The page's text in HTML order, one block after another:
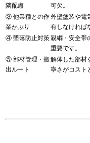
隣配慮
可欠。
③ 他業種との作
業かぶり
外壁塗装や電
有しなければ
④ 墜落防止対策親綱・安全帯
重要です。
⑤ 部材管理・搬
出ルート
解体した部材
寧さがコスト